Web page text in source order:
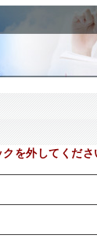
を外してくださ